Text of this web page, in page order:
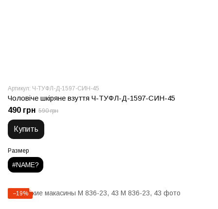
Артикул: Ч-ТУФЛ-Д-1597-СИН-45
Чоловіче шкіряне взуття Ч-ТУФЛ-Д-1597-СИН-45
490 грн 590 грн
Купить
Размер
#NAME?
−19%